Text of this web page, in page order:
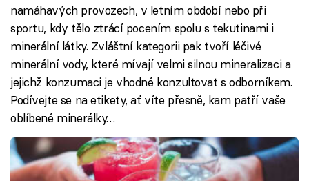
namáhavých provozech, v letním období nebo při
sportu, kdy tělo ztrácí pocením spolu s tekutinami i
minerální látky. Zvláštní kategorii pak tvoří léčivé
minerální vody, které mívají velmi silnou mineralizaci a
jejichž konzumaci je vhodné konzultovat s odborníkem.
Podívejte se na etikety, ať víte přesně, kam patří vaše
oblíbené minerálky…